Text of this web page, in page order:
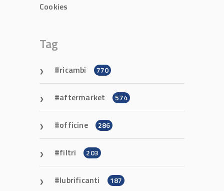
Cookies
Tag
ricambi 770
aftermarket 574
officine 286
filtri 203
lubrificanti 187